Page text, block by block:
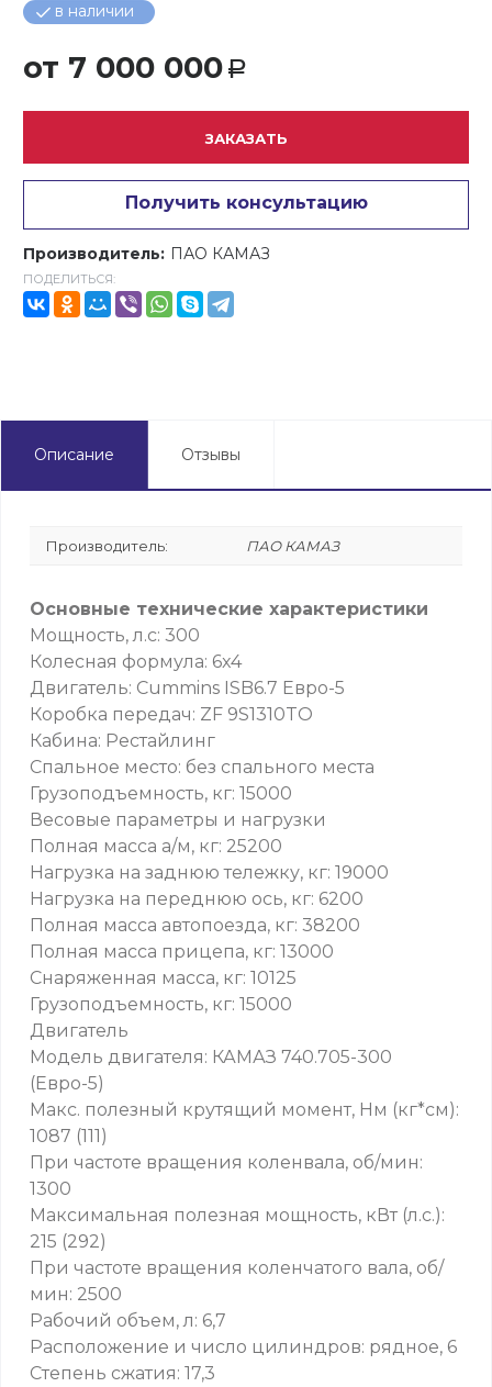
в наличии
от 7 000 000 Р
ЗАКАЗАТЬ
Получить консультацию
Производитель: ПАО КАМАЗ
ПОДЕЛИТЬСЯ:
Описание Отзывы
Производитель: ПАО КАМАЗ
Основные технические характеристики
Мощность, л.с: 300
Колесная формула: 6x4
Двигатель: Cummins ISB6.7 Евро-5
Коробка передач: ZF 9S1310TO
Кабина: Рестайлинг
Спальное место: без спального места
Грузоподъемность, кг: 15000
Весовые параметры и нагрузки
Полная масса а/м, кг: 25200
Нагрузка на заднюю тележку, кг: 19000
Нагрузка на переднюю ось, кг: 6200
Полная масса автопоезда, кг: 38200
Полная масса прицепа, кг: 13000
Снаряженная масса, кг: 10125
Грузоподъемность, кг: 15000
Двигатель
Модель двигателя: КАМАЗ 740.705-300
(Евро-5)
Макс. полезный крутящий момент, Нм (кг*см):
1087 (111)
При частоте вращения коленвала, об/мин:
1300
Максимальная полезная мощность, кВт (л.с.):
215 (292)
При частоте вращения коленчатого вала, об/
мин: 2500
Рабочий объем, л: 6,7
Расположение и число цилиндров: рядное, 6
Степень сжатия: 17,3